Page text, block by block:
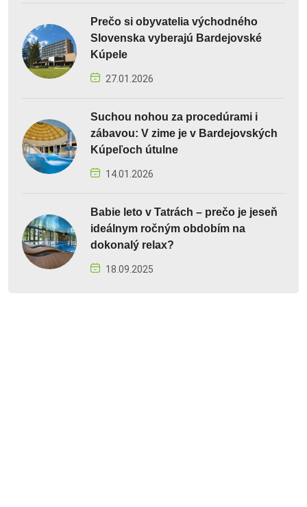
Prečo si obyvatelia východného
Slovenska vyberajú Bardejovské
Kúpele
27.01.2026
Suchou nohou za procedúrami i
zábavou: V zime je v Bardejovských
Kúpeľoch útulne
14.01.2026
Babie leto v Tatrách – prečo je jeseň
ideálnym ročným obdobím na
dokonalý relax?
18.09.2025